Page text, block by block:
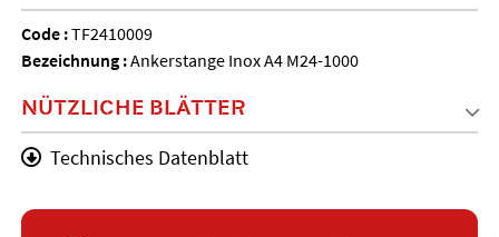
Code :TF2410009
Bezeichnung :Ankerstange Inox A4 M24-1000
NÜTZLICHE BLÄTTER
Technisches Datenblatt